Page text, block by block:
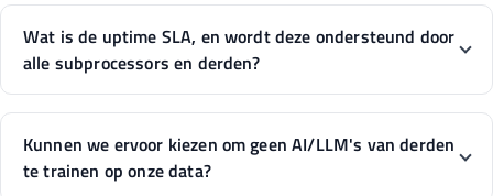
Wat is de uptime SLA, en wordt deze ondersteund door
alle subprocessors en derden?
Kunnen we ervoor kiezen om geen AI/LLM's van derden
te trainen op onze data?